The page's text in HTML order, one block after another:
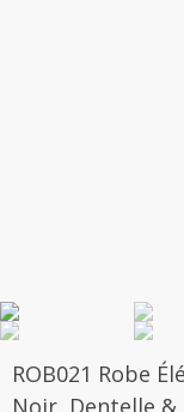
ROB021 Robe
Noir, Dentelle &